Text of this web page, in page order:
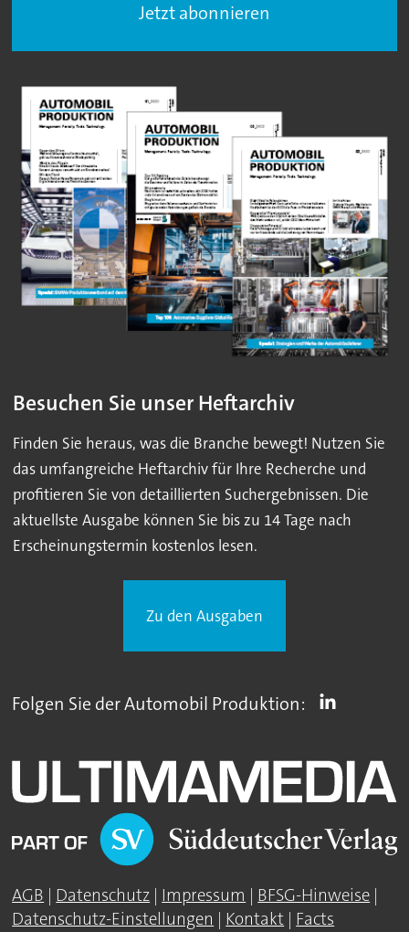
Jetzt abonnieren
Besuchen Sie unser Heftarchiv
Finden Sie heraus, was die Branche bewegt! Nutzen Sie
das umfangreiche Heftarchiv für Ihre Recherche und
profitieren Sie von detaillierten Suchergebnissen. Die
aktuellste Ausgabe können Sie bis zu 14 Tage nach
Erscheinungstermin kostenlos lesen.
Zu den Ausgaben
Folgen Sie der Automobil Produktion:
AGB | Datenschutz | Impressum | BFSG-Hinweise |
Datenschutz-Einstellungen | Kontakt | Facts